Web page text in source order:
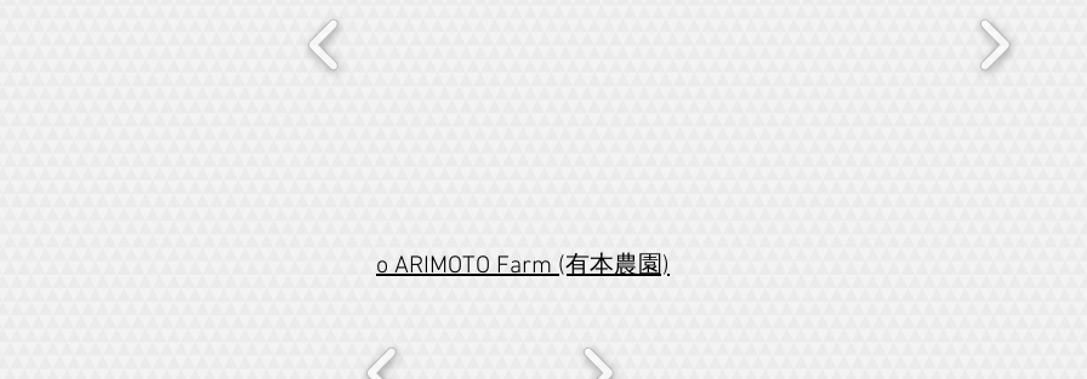
o ARIMOTO Farm (有本農園)